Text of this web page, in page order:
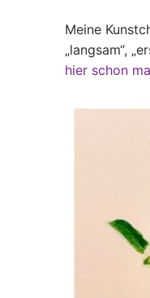
Meine
„langsam“,
hier schon